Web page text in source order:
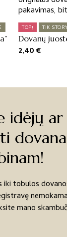
TOP! TIK
Dovanų
2,40€
idėjų ar
iki tobulos
mano